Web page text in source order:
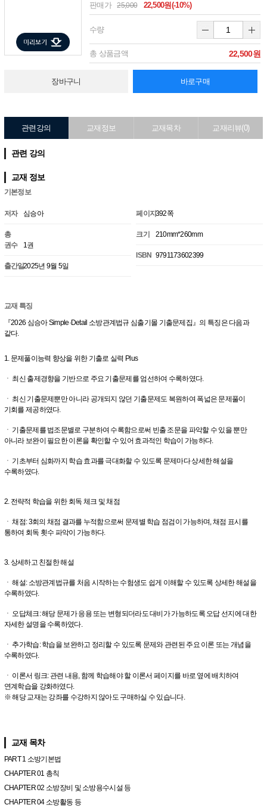
판매가 25,000 22,500원(-10%)
수량
총 상품금액 22,500원
장바구니 바로구매
관련강의 교재정보 교재목차 교재리뷰(0)
관련 강의
교재 정보
기본정보
저자 심승아
총
권수
1권
출간일2025년 9월 5일
페이지392쪽
크기 210mm*260mm
ISBN 9791173602399
교재 특징
『2026 심승아 Simple·Detail 소방관계법규 심출기몰 기출문제집』의 특징은 다음과
같다.
1. 문제풀이능력 향상을 위한 기출로 실력 Plus
ㆍ 최신 출제경향을 기반으로 주요 기출문제를 엄선하여 수록하였다.
ㆍ 최신 기출문제뿐만 아니라 공개되지 않던 기출문제도 복원하여 폭넓은 문제풀이
기회를 제공하였다.
ㆍ 기출문제를 법조문별로 구분하여 수록함으로써 빈출 조문을 파악할 수 있을 뿐만
아니라 보완이 필요한 이론을 확인할 수 있어 효과적인 학습이 가능하다.
ㆍ 기초부터 심화까지 학습 효과를 극대화할 수 있도록 문제마다 상세한 해설을
수록하였다.
2. 전략적 학습을 위한 회독 체크 및 채점
ㆍ 채점: 3회의 채점 결과를 누적함으로써 문제별 학습 점검이 가능하며, 채점 표시를
통하여 회독 횟수 파악이 가능하다.
3. 상세하고 친절한 해설
ㆍ 해설: 소방관계법규를 처음 시작하는 수험생도 쉽게 이해할 수 있도록 상세한 해설을
수록하였다.
ㆍ 오답체크: 해당 문제가 응용 또는 변형되더라도 대비가 가능하도록 오답 선지에 대한
자세한 설명을 수록하였다.
ㆍ 추가학습: 학습을 보완하고 정리할 수 있도록 문제와 관련된 주요 이론 또는 개념을
수록하였다.
ㆍ 이론서 링크: 관련 내용, 함께 학습해야 할 이론서 페이지를 바로 옆에 배치하여
연계학습을 강화하였다.
※ 해당 교재는 강좌를 수강하지 않아도 구매하실 수 있습니다.
교재 목차
PART 1 소방기본법
CHAPTER 01 총칙
CHAPTER 02 소방장비 및 소방용수시설 등
CHAPTER 04 소방활동 등